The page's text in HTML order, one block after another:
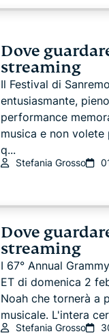
Dove
streaming
Il Festival di
entusiasmante,
performance
musica e non
q...
Stefania Grosso
Dove
streaming
I 67° Annual
ET di domenica 2
Noah che tornerà a
musicale. L'intera
Stefania Grosso